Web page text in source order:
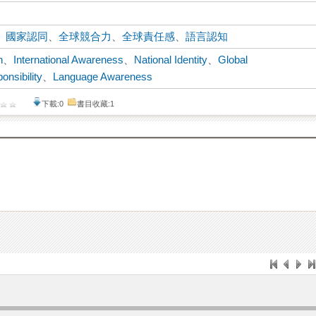
國家認同 、全球競合力 、全球責任感 、語言認知
International Awareness National Identity 、Global
Language Awareness
下載:0 書目收藏:1